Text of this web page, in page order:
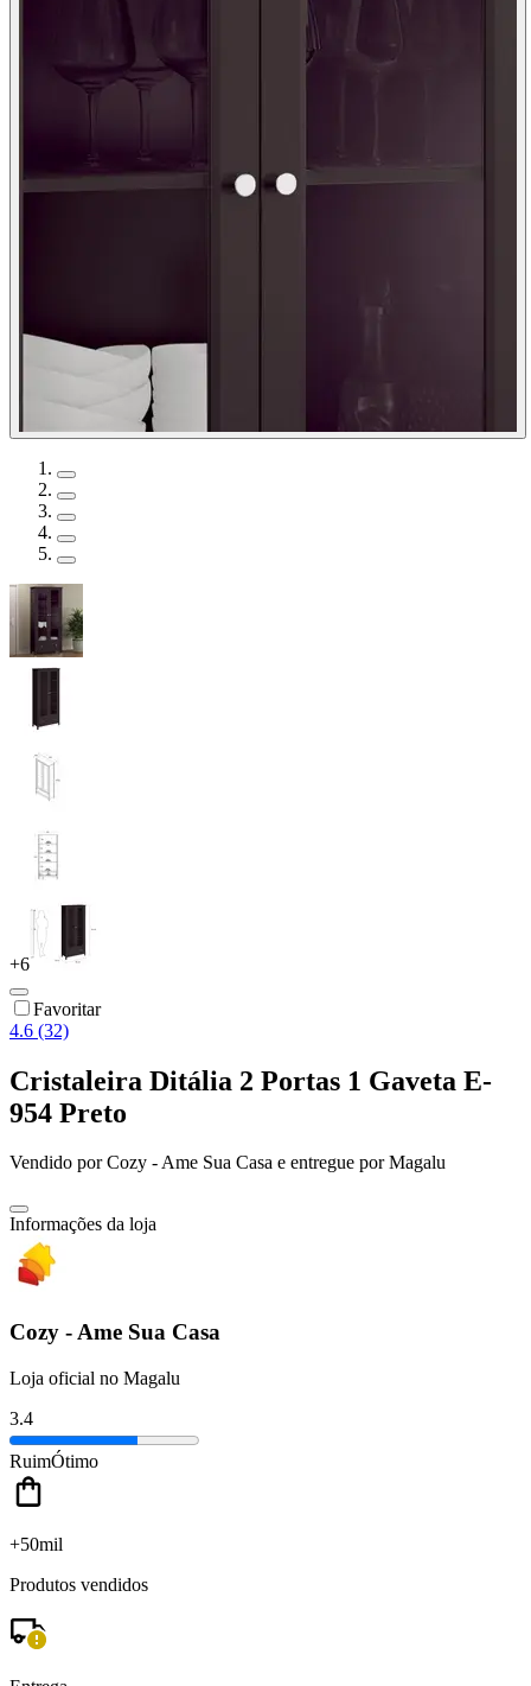
+6
Favoritar
4.6 (32)
Cristaleira Ditália 2 Portas 1 Gaveta E-
954 Preto
Vendido porCozy - Ame Sua Casa e entregue por Magalu
Informações da loja
Cozy - Ame Sua Casa
Loja oficial no Magalu
3.4
RuimÓtimo
+50mil
Produtos vendidos